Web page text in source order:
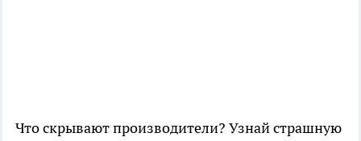
Что скрывают производители? Узнай страшную